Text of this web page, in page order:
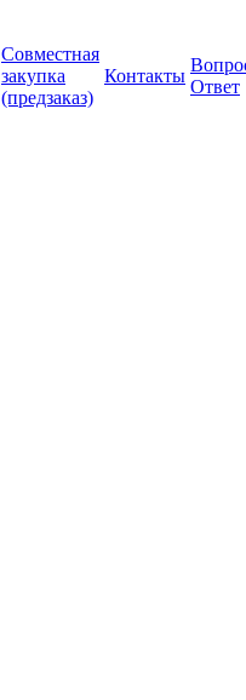
Совместная
закупка
(предзаказ)
Контакты
Ответ